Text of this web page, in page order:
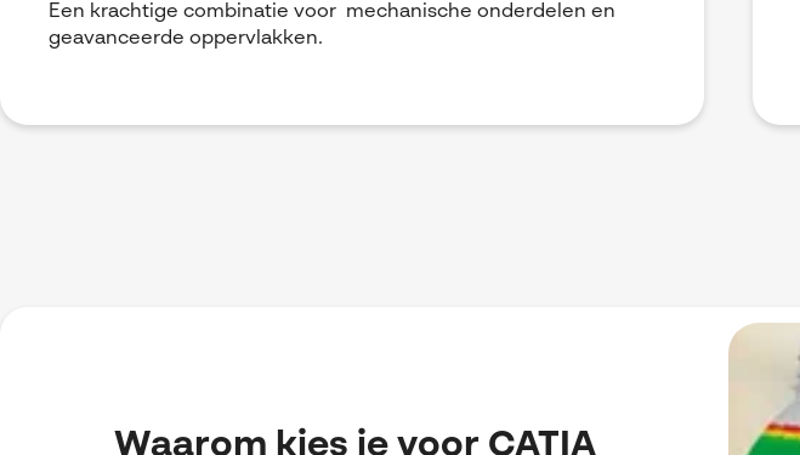
Een krachtige combinatie voor mechanische onderdelen en
geavanceerde oppervlakken.
Waarom kies je voor CATIA